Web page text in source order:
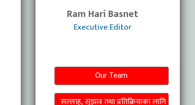
Ram Hari Basnet
Executive Editor
Our Team
सल्लाह, सुझाव तथा प्रतिक्रियाका लागि